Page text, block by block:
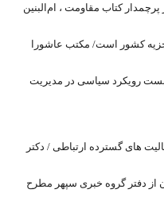
کتاب مقاومت ، ام‌البنین
کشور است/ مکتب عاشورا
بست رویکرد سیاسی در مدیریت
های گسترده ارتباطی / دکتر
از دفتر گروه خبری سپهر مطرح